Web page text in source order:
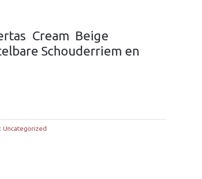
 Cream  Beige 
Schouderriem en
Uncategorized